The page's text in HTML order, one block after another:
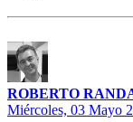
ROBERTO
Miércoles, 03 Mayo